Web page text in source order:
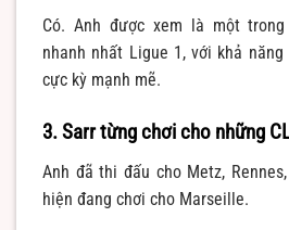
Có. Anh được xem là một
nhanh nhất Ligue 1, với khả
cực kỳ mạnh mẽ.
3. Sarr từng chơi cho những
Anh đã thi đấu cho Metz,
hiện đang chơi cho Marseille.